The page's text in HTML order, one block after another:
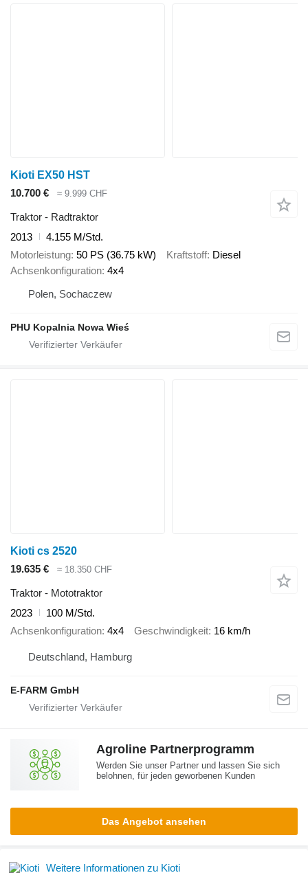
Kioti EX50 HST
10.700 €
≈ 9.999 CHF
Traktor - Radtraktor
2013
4.155 M/Std.
Motorleistung 50 PS (36.75 kW) Kraftstoff Diesel
Achsenkonfiguration 4x4
Polen, Sochaczew
PHU Kopalnia Nowa Wieś
Kioti cs 2520
19.635 €
≈ 18.350 CHF
Traktor - Mototraktor
2023
100 M/Std.
Achsenkonfiguration 4x4 Geschwindigkeit 16 km/h
Deutschland, Hamburg
E-FARM GmbH
Agroline Partnerprogramm
Werden Sie unser Partner und lassen Sie sich
belohnen, für jeden geworbenen Kunden
Das Angebot ansehen
Weitere Informationen zu Kioti